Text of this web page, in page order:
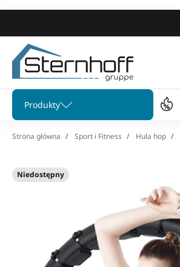
Pomiń menu
Produkty
Strona główna Sport i Fitness Hula hop
Niedostępny